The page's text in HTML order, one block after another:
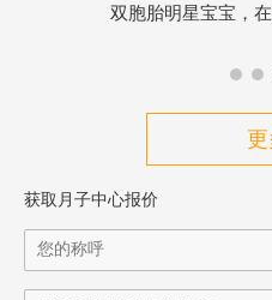
更
获取月子中心报价